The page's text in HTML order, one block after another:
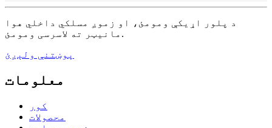
د پلور اړیکې ومومئ، او زموږ مسلکي داخلي هوا
مانیټر ته لاسرسی ومومئ.
پوښتنې ولېږئ
معلومات
کور
محصولات